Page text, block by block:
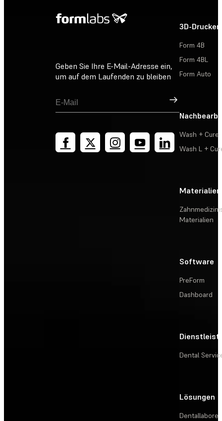
Geben Sie Ihre E-Mail-Adresse ein,
um auf dem Laufenden zu bleiben
Registrieren
3D-Drucker
Form 4B
Form 4BL
Form Auto
Wash + Cure
Wash L +
Materialien
Materialien
Software
PreForm
Dashboard
Dental
Lösungen
Dentallabore